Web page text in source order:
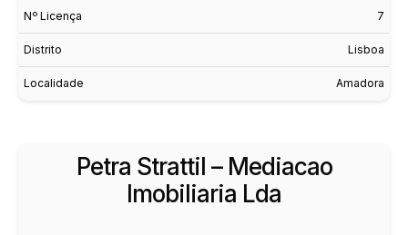
Nº Licença 7
Distrito Lisboa
Localidade Amadora
Petra Strattil – Mediacao
Imobiliaria Lda